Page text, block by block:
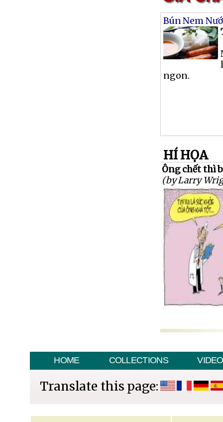
Bún Nem
ngon.
HÍ HỌA
Ông chết thì
(by Larry
HOME COLLECTIONS VIDEO
Translate this page: